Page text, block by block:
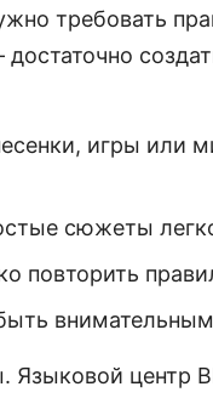
требовать
игры или
сюжеты
повторить
центр